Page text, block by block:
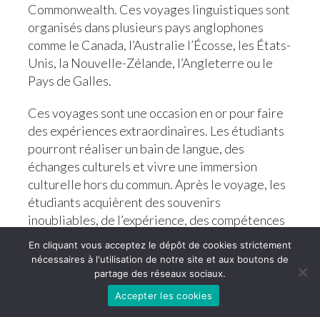
Commonwealth. Ces voyages linguistiques sont
organisés dans plusieurs pays anglophones
comme le Canada, l’Australie l’Écosse, les États-
Unis, la Nouvelle-Zélande, l’Angleterre ou le
Pays de Galles.
Ces voyages sont une occasion en or pour faire
des expériences extraordinaires. Les étudiants
pourront réaliser un bain de langue, des
échanges culturels et vivre une immersion
culturelle hors du commun. Après le voyage, les
étudiants acquièrent des souvenirs
inoubliables, de l’expérience, des compétences
linguistiques en anglais. De cette façon, ils
peuvent entrer dans le monde du travail de
manière sereine et même améliorer leur
En cliquant vous acceptez le dépôt de cookies strictement
nécessaires à l'utilisation de notre site et aux boutons de
partage des réseaux sociaux.
Accepter les cookies